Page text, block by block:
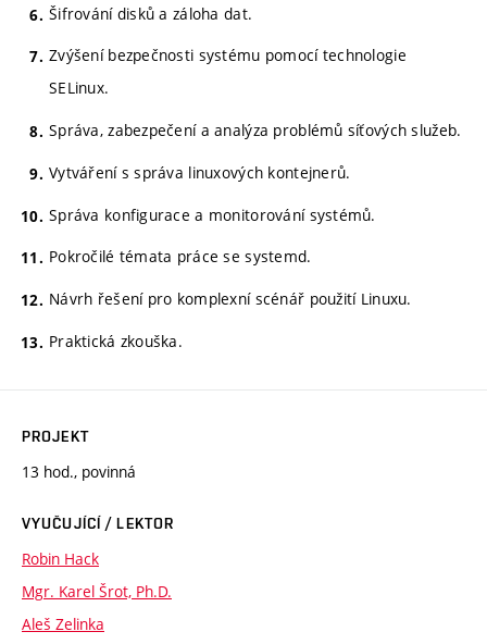
Šifrování disků a záloha dat.
Zvýšení bezpečnosti systému pomocí technologie
SELinux.
Správa, zabezpečení a analýza problémů síťových služeb.
Vytváření s správa linuxových kontejnerů.
Správa konfigurace a monitorování systémů.
Pokročilé témata práce se systemd.
Návrh řešení pro komplexní scénář použití Linuxu.
Praktická zkouška.
PROJEKT
13 hod., povinná
VYUČUJÍCÍ / LEKTOR
Robin Hack
Mgr. Karel Šrot, Ph.D.
Aleš Zelinka